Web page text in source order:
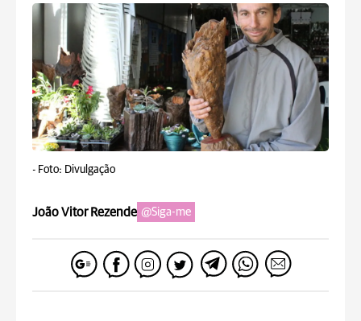
- Foto: Divulgação
João Vitor Rezende @Siga-me